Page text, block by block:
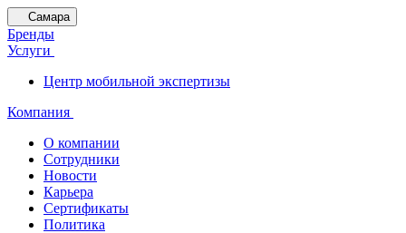
Самара
Бренды
Услуги
Центр мобильной экспертизы
Компания
О компании
Сотрудники
Новости
Карьера
Сертификаты
Политика